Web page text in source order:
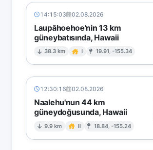
14:15:03 02.08.2026
Laupāhoehoe'nin 13 km
güneybatısında, Hawaii
38.3 km I 19.91, -155.34
12:30:16 02.08.2026
Naalehu'nun 44 km
güneydoğusunda, Hawaii
9.9 km II 18.84, -155.24